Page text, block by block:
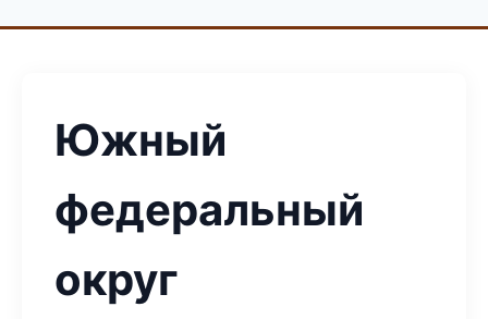
Южный
федеральный
округ